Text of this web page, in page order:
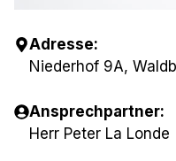
Adresse:
Niederhof 9A,
Ansprechpartner:
Herr Peter La Londe